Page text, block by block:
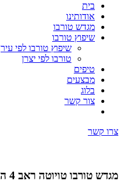
בית
אודותינו
מגדש טורבו
שיפוץ טורבו
שיפוץ טורבו לפי עיר
טורבו לפי יצרן
טיפים
מבצעים
בלוג
צור קשר
צרו קשר
מגדש טורבו טויוטה ראב 4 היברידית